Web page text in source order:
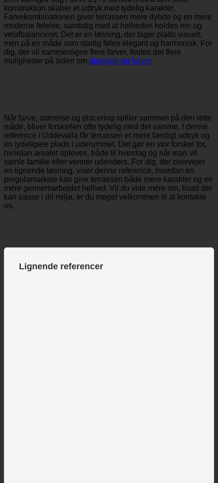
konstruktion skaber et udtryk med tydelig karakter.
Farvekombinationen giver terrassen mere dybde og en mere
moderne følelse, samtidig med at helheden holdes ren og
velafbalanceret. Det er en løsning, der tager plads visuelt,
men på en måde som stadig føles elegant og harmonisk. For
dig, der vil sammenligne flere farver, findes der flere
muligheder på siden om dugtyper og farver.
Når farve, størrelse og placering spiller sammen på den rette
måde, bliver forskellen ofte tydelig med det samme. I denne
reference i Uddevalla får terrassen et mere færdigt udtryk og
en tydeligere plads i uderummet. Det gør en stor forskel for,
hvordan arealet opleves, både til hverdag og når man vil
samle familie eller venner udendørs. For dig, der overvejer
en lignende løsning, viser denne reference, hvordan en
pergolamarkise kan give terrassen både mere karakter og en
mere gennemarbejdet helhed. Vil du vide mere om, hvad der
kan passe i dit miljø, er du meget velkommen til at kontakte
os.
Lignende referencer